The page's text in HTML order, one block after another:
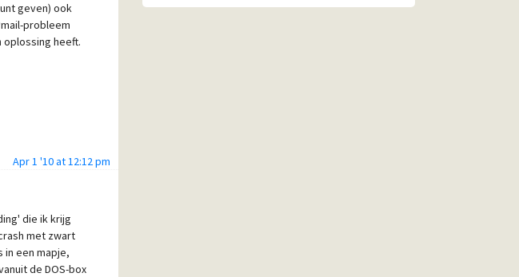
geven) ook
probleem
oplossing heeft.
Apr 1 '10 at 12:12 pm
die ik krijg
met zwart
in een mapje,
de DOS-box